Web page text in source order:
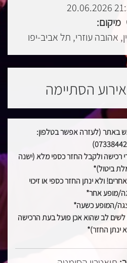
21:30
מיקום:
אהובה עוזרי, תל אביב-יפו
הסתיימה
באתר (לעזרה אפשר בטלפון:
רכישה ולקבל החזר כספי מלא (ישנה
ביטול)*
ולא ינתן החזר כספי או זיכוי
מופע אחר*
המופע כשעה*
לשים לב שהוא אכן פועל בעת הרכישה
ינתן החזר)*